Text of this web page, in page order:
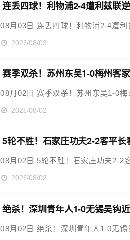
丢四球！利物浦2-4遭利兹联
月03日 连丢四球！利物浦2-4遭
2026/08/03
季双杀！苏州东吴1-0梅州客
月02日 赛季双杀！苏州东吴1-0
2026/08/02
轮不胜！石家庄功夫2-2客平
月02日 5轮不胜！石家庄功夫2-2
2026/08/02
杀！深圳青年人1-0无锡吴钩
月02日 绝杀！深圳青年人1-0无